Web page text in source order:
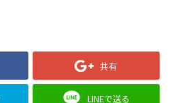
共有
LINEで送る